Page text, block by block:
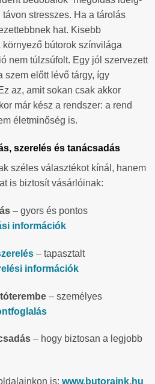
stresszes. Ha a tárolás
hat. Kisebb
bútorok színvilága
nem túlzsúfolt. Egy jól szervezett
szem előtt lévő tárgy, így
az, amit sokan csak akkor
már kész a rendszer: a rend
életminőség is.
szerelés és tanácsadás
széles választékot kínál, hanem
is biztosít vásárlóinak:
– gyors és pontos
információk
– tapasztalt
információk
– személyes
– hogy biztosan a legjobb
is: www.butoraink.hu